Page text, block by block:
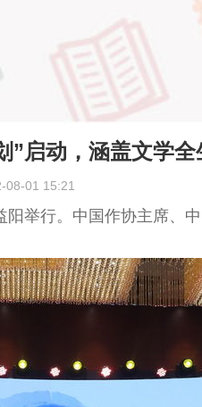
”启动，涵盖文学全
08-01 15:21
行。中国作协主席、